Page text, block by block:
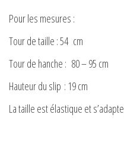
Pour les mesures :
Tour de taille : 54 cm
Tour de hanche : 80 – 95 cm
Hauteur du slip : 19 cm
La taille est élastique et